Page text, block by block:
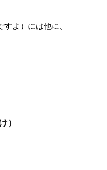
よ）には他に、
）